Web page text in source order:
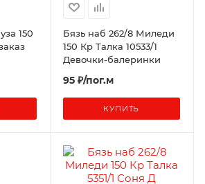
150
Бязь наб 262/8 Миледи
150 Кр Талка 10533/1
Девочки-балеринки
95 ₽/пог.м
КУПИТЬ